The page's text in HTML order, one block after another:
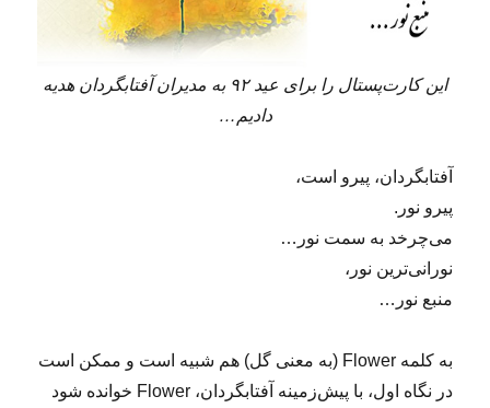
این کارت‌پستال را برای عید ۹۲ به مدیران آفتابگردان هدیه
دادیم…
آفتابگردان، پیرو است،
پیرو نور.
می‌چرخد به سمت نور…
نورانی‌ترین نور،
منبع نور…
به کلمه Flower (به معنی گل) هم شبیه است و ممکن است
در نگاه اول، با پیش‌زمینه آفتابگردان، Flower خوانده شود